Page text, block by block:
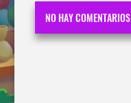
NO HAY COMENTARIOS